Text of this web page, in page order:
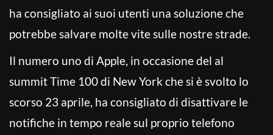
ha consigliato ai suoi utenti una soluzione che
potrebbe salvare molte vite sulle nostre strade.
Il numero uno di Apple, in occasione del al
summit Time 100 di New York che si è svolto lo
scorso 23 aprile, ha consigliato di disattivare le
notifiche in tempo reale sul proprio telefono